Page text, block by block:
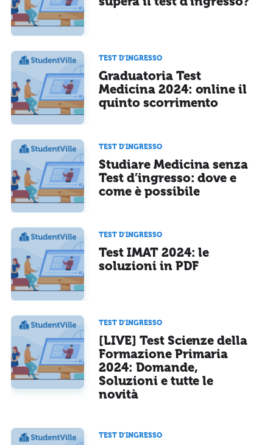
TEST D'INGRESSO
Graduatoria Test
Medicina 2024: online il
quinto scorrimento
TEST D'INGRESSO
Studiare Medicina senza
Test d’ingresso: dove e
come è possibile
TEST D'INGRESSO
Test IMAT 2024: le
soluzioni in PDF
TEST D'INGRESSO
[LIVE] Test Scienze della
Formazione Primaria
2024: Domande,
Soluzioni e tutte le
novità
TEST D'INGRESSO